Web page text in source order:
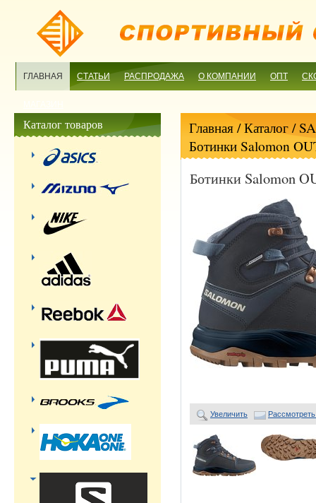
ГЛАВНАЯ СТАТЬИ РАСПРОДАЖА О КОМПАНИИ ОПТ
Главная/ Каталог /
Ботинки Salomon
Ботинки Salomon
Увеличить
Каталог товаров